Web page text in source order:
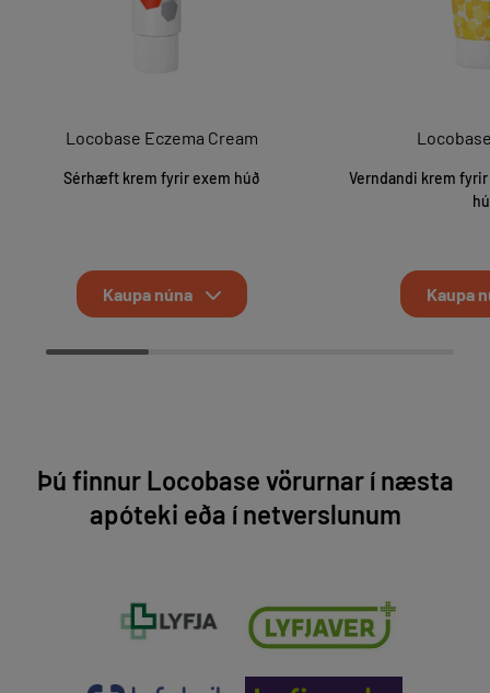
Locobase Eczema Cream
Sérhæft krem fyrir exem húð
Kaupa núna
Verndandi krem
Kaupa
Þú finnur Locobase vörurnar í næsta
apóteki eða í netverslunum